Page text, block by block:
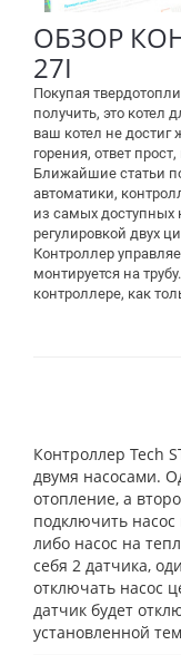
ОБЗОР
27I
Покупая
получить, это котел
ваш котел не достиг
горения, ответ
Ближайшие статьи
автоматики,
из самых доступных
регулировкой двух
Контроллер
монтируется на
контроллере, как
Контроллер Tech
двумя насосами.
отопление, а
подключить насос
либо насос на
себя 2 датчика,
отключать насос
датчик будет
установленной